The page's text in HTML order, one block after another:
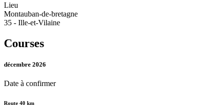
Lieu
Montauban-de-bretagne
35 - Ille-et-Vilaine
Courses
décembre 2026
Date à confirmer
Route 40 km